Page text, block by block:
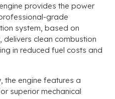
provides the power
grade
system, based on
, delivers clean combustion
in reduced fuel costs and
, the engine features a
superior mechanical